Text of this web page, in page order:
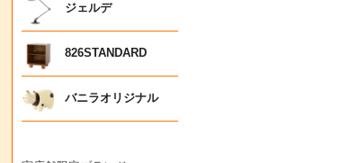
ジェルデ
826STANDARD
バニラオリジナル